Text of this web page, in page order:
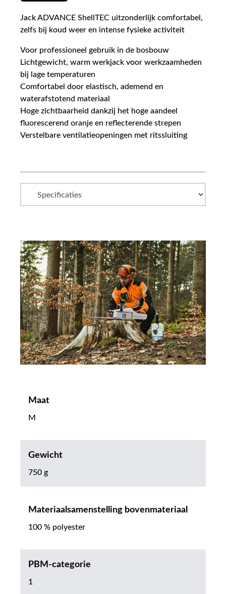
Jack ADVANCE ShellTEC uitzonderlijk comfortabel,
zelfs bij koud weer en intense fysieke activiteit
Voor professioneel gebruik in de bosbouw
Lichtgewicht, warm werkjack voor werkzaamheden
bij lage temperaturen
Comfortabel door elastisch, ademend en
waterafstotend materiaal
Hoge zichtbaarheid dankzij het hoge aandeel
fluorescerend oranje en reflecterende strepen
Verstelbare ventilatieopeningen met ritssluiting
Maat
M
Gewicht
750 g
Materiaalsamenstelling bovenmateriaal
100 % polyester
PBM-categorie
1